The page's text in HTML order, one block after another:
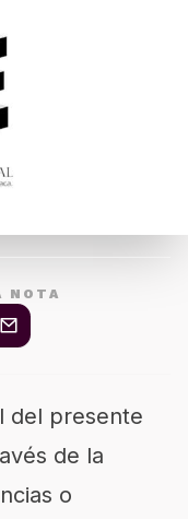
NOTA
del presente
de la
o